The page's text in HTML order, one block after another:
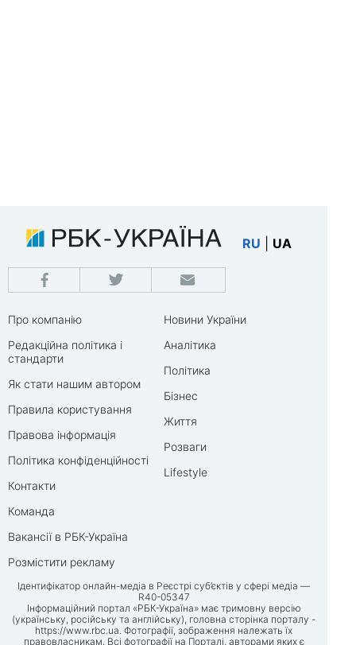
RU UA
Про компанію
Редакційна політика і
стандарти
Як стати нашим автором
Правила користування
Правова інформація
Політика конфіденційності
Контакти
Команда
Вакансії в РБК-Україна
Розмістити рекламу
Новини України
Аналітика
Політика
Бізнес
Життя
Розваги
Lifestyle
Ідентифікатор онлайн-медіа в Реєстрі суб’єктів у сфері медіа —
R40-05347
Інформаційний портал «РБК-Україна» має тримовну версію
(українську, російську та англійську), головна сторінка порталу -
https://www.rbc.ua. Фотографії, зображення належать їх
правовласникам. Всі фотографії на Порталі, авторами яких є